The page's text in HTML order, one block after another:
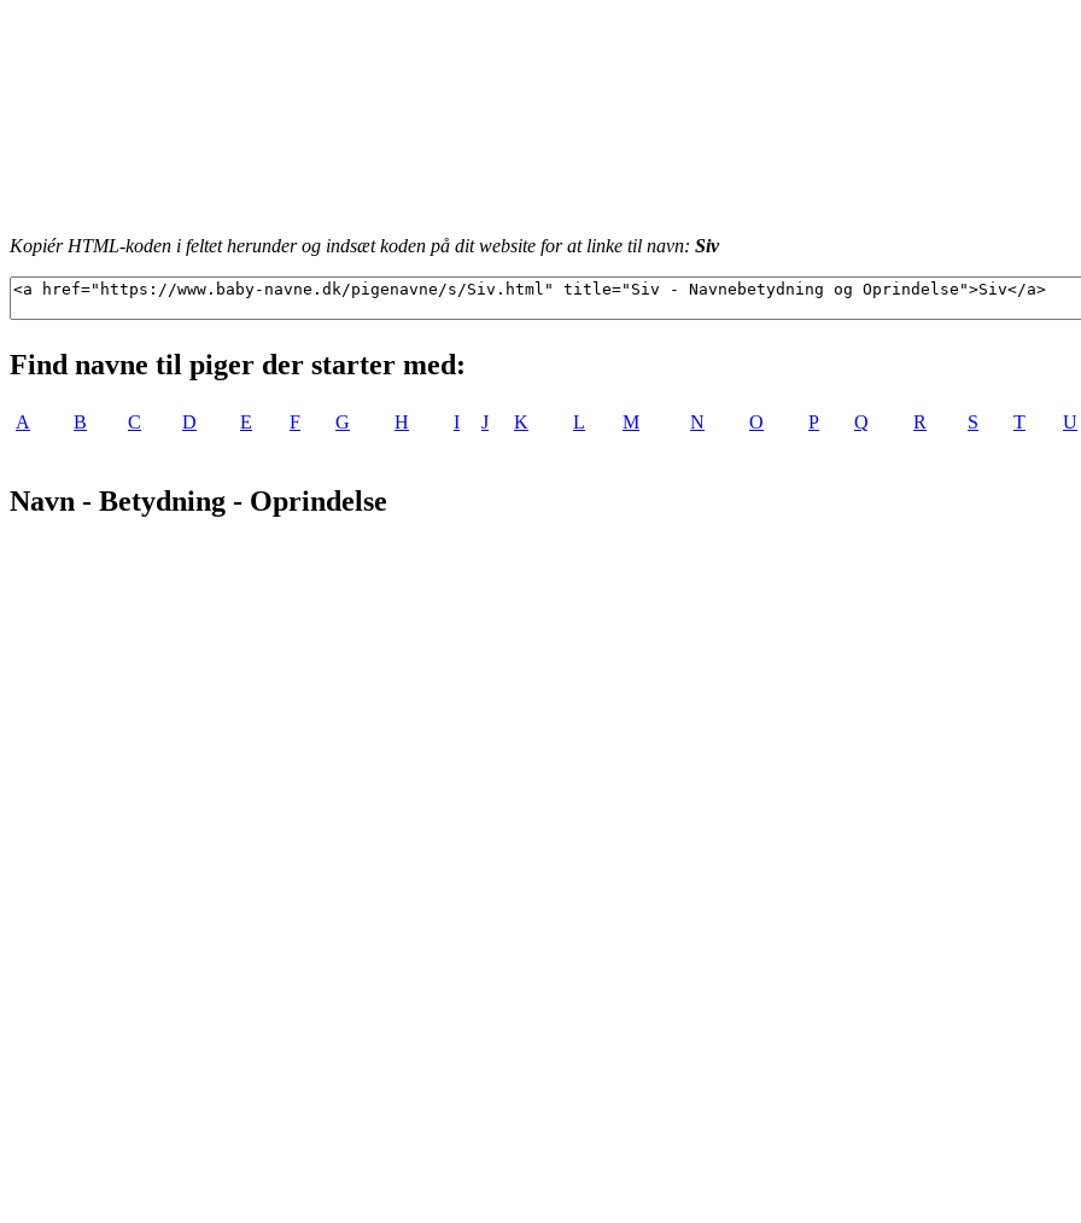
Kopiér HTML-koden i feltet herunder og indsæt koden på dit website for at linke til navn: Siv
Find navne til piger der starter med:
A B C D E F G H I J K L M N O P Q R S T U
Navn - Betydning - Oprindelse